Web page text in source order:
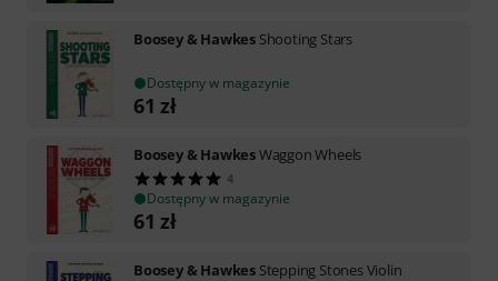
Boosey & Hawkes Shooting Stars
Dostępny w magazynie
61 zł
Boosey & HawkesWaggon Wheels
4
Dostępny w magazynie
61 zł
Boosey & Hawkes Stepping Stones Violin